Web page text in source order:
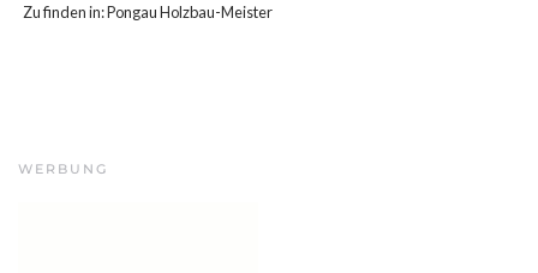
Zu finden in:Pongau Holzbau-Meister
WERBUNG